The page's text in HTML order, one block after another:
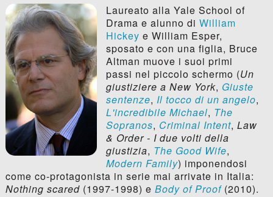
Laureato alla Yale School of
Drama e alunno di William
Hickey e William Esper,
sposato e con una figlia, Bruce
Altman muove i suoi primi
passi nel piccolo schermo (Un
giustiziere a New York, Giuste
sentenze, Il tocco di un angelo,
L'incredibile Michael, The
Sopranos, Criminal Intent, Law
& Order - I due volti della
giustizia, The Good Wife,
Modern Family) imponendosi
come co-protagonista in serie mai arrivate in Italia:
Nothing scared(1997-1998) e Body of Proof(2010).